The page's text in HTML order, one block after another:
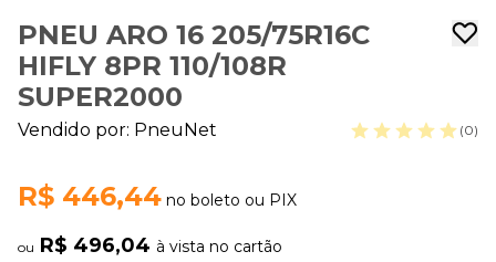
PNEU ARO 16 205/75R16C
HIFLY 8PR 110/108R
SUPER2000
Vendido por: PneuNet (0)
R$ 446,44 no boleto ou PIX
ou R$ 496,04 à vista no cartão